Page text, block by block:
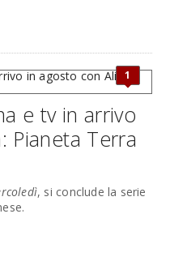
1
e tv in arrivo
Pianeta Terra
, si conclude la serie